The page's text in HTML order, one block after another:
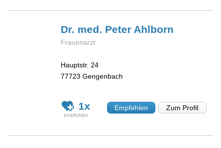
Dr. med. Peter Ahlborn
Frauenarzt
Hauptstr. 24
77723 Gengenbach
1x Empfehlen Zum Profil